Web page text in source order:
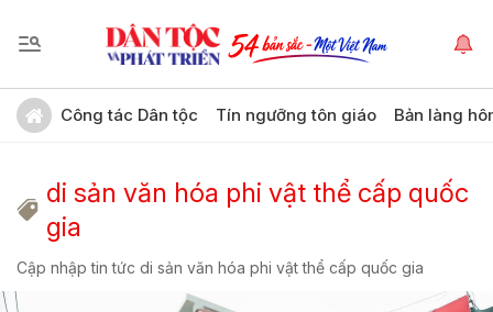
Công tác Dân tộc Tín ngưỡng tôn giáo Bản làng
di sản văn hóa phi vật thể cấp quốc
gia
Cập nhập tin tức di sản văn hóa phi vật thể cấp quốc gia